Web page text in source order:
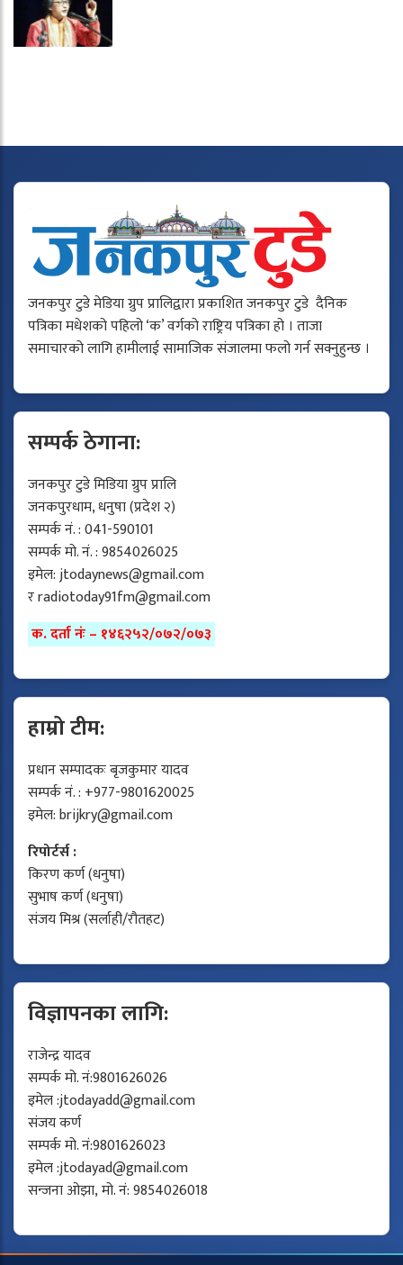
जनकपुर टुडे मेडिया ग्रुप प्रालिद्वारा प्रकाशित जनकपुर टुडे दैनिक
पत्रिका मधेशको पहिलो ‘क’ वर्गको राष्ट्रिय पत्रिका हो । ताजा
समाचारको लागि हामीलाई सामाजिक संजालमा फलो गर्न सक्नुहुन्छ ।
सम्पर्क ठेगाना:
जनकपुर टुडे मिडिया ग्रुप प्रालि
जनकपुरधाम, धनुषा (प्रदेश २)
सम्पर्क नं. : 041-590101
सम्पर्क मो. नं. : 9854026025
इमेल:jtodaynews@gmail.com
रradiotoday91fm@gmail.com
क. दर्ता नंः – १४६२५२/०७२/०७३
हाम्रो टीम:
प्रधान सम्पादकः बृजकुमार यादव
सम्पर्क नं. : +977-9801620025
इमेल:brijkry@gmail.com
रिपोर्टर्स :
किरण कर्ण (धनुषा)
सुभाष कर्ण (धनुषा)
संजय मिश्र (सर्लाही/रौतहट)
विज्ञापनका लागि:
राजेन्द्र यादव
सम्पर्क मो. नं:9801626026
इमेल :jtodayadd@gmail.com
संजय कर्ण
सम्पर्क मो. नं:9801626023
इमेल :jtodayad@gmail.com
सन्जना ओझा, मो. नं: 9854026018